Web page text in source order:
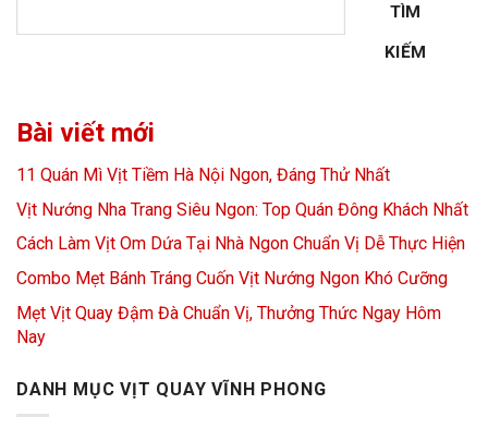
TÌM
KIẾM
Bài viết mới
11 Quán Mì Vịt Tiềm Hà Nội Ngon, Đáng Thử Nhất
Vịt Nướng Nha Trang Siêu Ngon: Top Quán Đông Khách Nhất
Cách Làm Vịt Om Dứa Tại Nhà Ngon Chuẩn Vị Dễ Thực Hiện
Combo Mẹt Bánh Tráng Cuốn Vịt Nướng Ngon Khó Cưỡng
Mẹt Vịt Quay Đậm Đà Chuẩn Vị, Thưởng Thức Ngay Hôm
Nay
DANH MỤC VỊT QUAY VĨNH PHONG